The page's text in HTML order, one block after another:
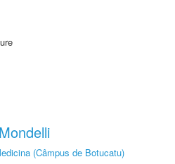
(Câmpus de Botucatu)